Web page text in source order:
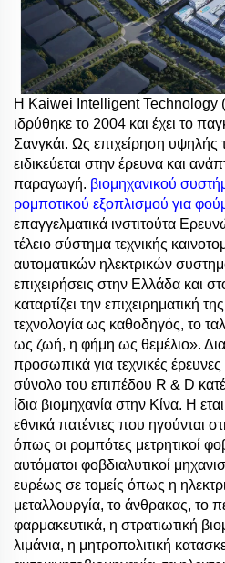
Η Kaiwei Intelligent Technology
ιδρύθηκε το 2004 και έχει το
Σανγκάι. Ως επιχείρηση υψηλής
ειδικεύεται στην έρευνα και
παραγωγή. βιομηχανικού
ρομποτικού εξοπλισμού για
επαγγελματικά ινστιτούτα
τέλειο σύστημα τεχνικής
αυτοματικών ηλεκτρικών
επιχειρήσεις στην Ελλάδα και
καταρτίζει την επιχειρηματική
τεχνολογία ως καθοδηγός, το
ως ζωή, η φήμη ως θεμέλιο».
προσωπικά για τεχνικές
σύνολο του επιπέδου R & D
ίδια βιομηχανία στην Κίνα. Η
εθνικά πατέντες που ηγούνται
όπως οι ρομπότες μετρητικοί
αυτόματοι φοβδιαλυτικοί
ευρέως σε τομείς όπως η
μεταλλουργία, το άνθρακας, το
φαρμακευτικά, η στρατιωτική
λιμάνια, η μητροπολιτική